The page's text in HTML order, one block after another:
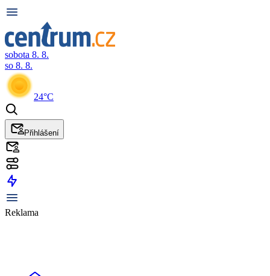
sobota 8. 8.
so 8. 8.
24°C
Přihlášení
Reklama